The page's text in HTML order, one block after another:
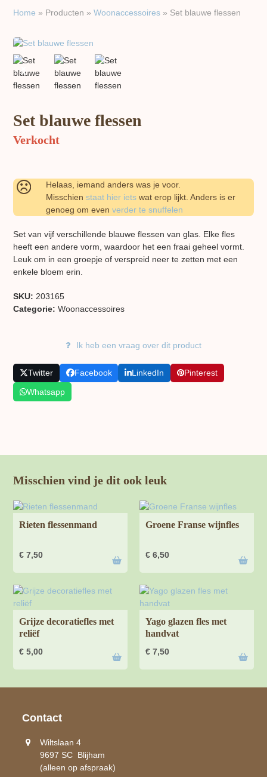
Home » Producten »Woon​accessoires » Set blauwe flessen
previous
slide
next
slide
Set blauwe flessen
Verkocht
Helaas, iemand anders was je voor.
Misschienstaat hier iets wat erop lijkt. Anders is er
genoeg om evenverder te snuffelen
Set van vijf verschillende blauwe flessen van glas. Elke fles
heeft een andere vorm, waardoor het een fraai geheel vormt.
Leuk om in een groepje of verspreid neer te zetten met een
enkele bloem erin.
SKU: 203165
Categorie:Woon​accessoires
Ik heb een vraag over dit product
Twitter Facebook LinkedIn
Pinterest
Whatsapp
Misschien vind je dit ook leuk
Rieten flessenmand
€ 7,50
Groene Franse wijnfles
€ 6,50
Grijze decoratiefles met
reliëf
€ 5,00
Yago glazen fles met
handvat
€ 7,50
Contact
Wiltslaan 4
9697 SC Blijham
(alleen op afspraak)